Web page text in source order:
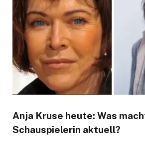
Anja Kruse heute: Was
Schauspielerin aktuell?